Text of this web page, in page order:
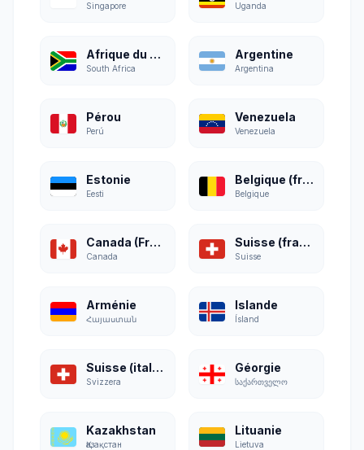
Singapore Uganda
Afrique du Sud
South Africa
Argentine
Argentina
Pérou
Perú
Venezuela
Venezuela
Estonie
Eesti
Belgique (français)
Belgique
Canada (Français)
Canada
Suisse (français)
Suisse
Arménie
Հայաստան
Islande
Ísland
Suisse (italien)
Svizzera
Géorgie
საქართველო
Kazakhstan
Қазақстан
Lituanie
Lietuva